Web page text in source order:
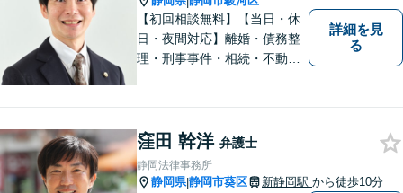
【初回相談無料】【当日・休
日・夜間対応】離婚・債務整
理・刑事事件・相続・不動産
す。法人・個人事業主の事業
再建・債務整理の問題解決に
自信があります。
詳細を見
る
窪田 幹洋 弁護士
静岡法律事務所
静岡県|静岡市葵区 新静岡駅 から徒歩10分